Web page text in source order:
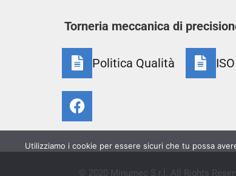
Torneria meccanica di
Politica Qualità
© 2020 Minumec S.r.l. All Rights
Utilizziamo i cookie per essere sicuri che tu possa